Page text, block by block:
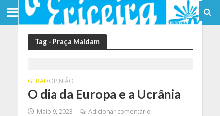
Tag - Praça Maidam
GERAL•OPINIÃO
O dia da Europa e a Ucrânia
Maio 9, 2023 Adicionar comentário